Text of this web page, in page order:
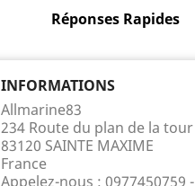
Réponses Rapides
INFORMATIONS
Allmarine83
234 Route du plan de la tour
83120 SAINTE MAXIME
France
Appelez-nous : 0977450759 -